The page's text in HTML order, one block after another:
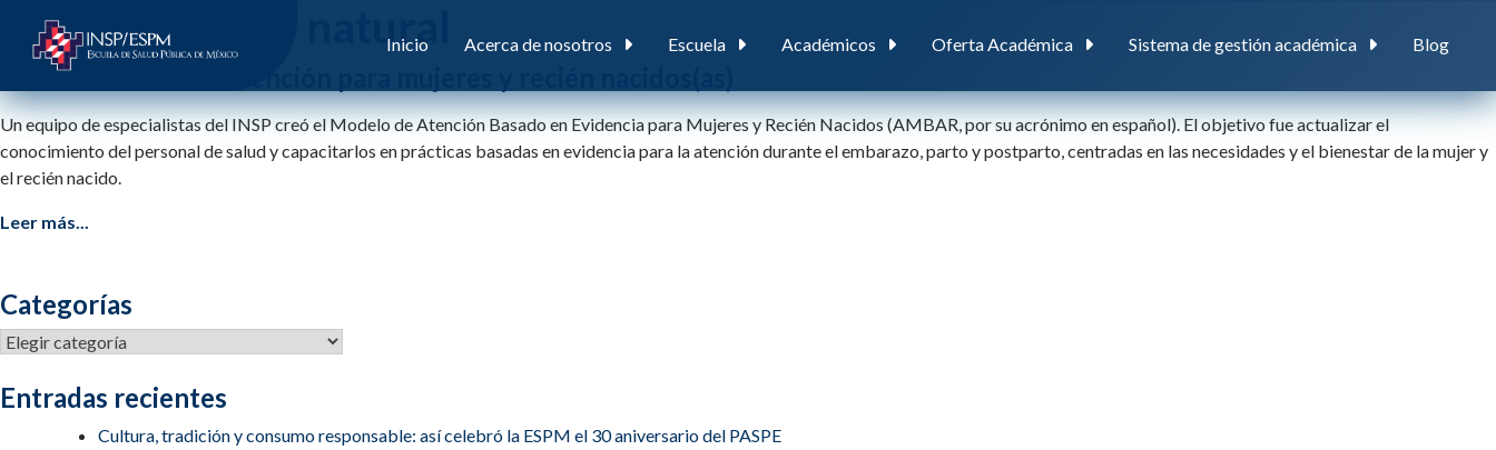
Inicio Acerca de nosotros Escuela Académicos Oferta Académica Sistema de gestión académica Blog
Etiqueta: parto natural
Transformando la Atención para mujeres y recién nacidos(as)
Un equipo de especialistas del INSP creó el Modelo de Atención Basado en Evidencia para Mujeres y Recién Nacidos (AMBAR, por su acrónimo en español). El objetivo fue actualizar el
conocimiento del personal de salud y capacitarlos en prácticas basadas en evidencia para la atención durante el embarazo, parto y postparto, centradas en las necesidades y el bienestar de la mujer y
el recién nacido.
Leer más...
Categorías
Categorías
Entradas recientes
Cultura, tradición y consumo responsable: así celebró la ESPM el 30 aniversario del PASPE